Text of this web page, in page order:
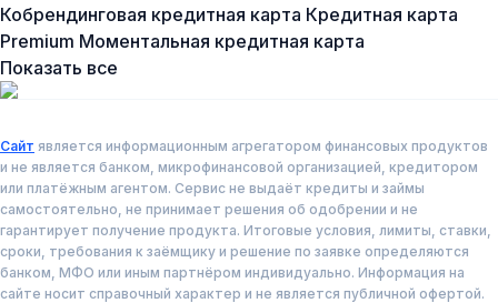
Кобрендинговая кредитная карта Кредитная карта
Premium Моментальная кредитная карта
Показать все
Сайт является информационным агрегатором финансовых продуктов
и не является банком, микрофинансовой организацией, кредитором
или платёжным агентом. Сервис не выдаёт кредиты и займы
самостоятельно, не принимает решения об одобрении и не
гарантирует получение продукта. Итоговые условия, лимиты, ставки,
сроки, требования к заёмщику и решение по заявке определяются
банком, МФО или иным партнёром индивидуально. Информация на
сайте носит справочный характер и не является публичной офертой.